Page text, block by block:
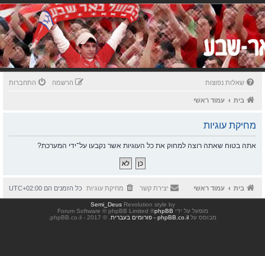
שאלות נפוצות התחברות הרשמה
בית עמוד ראשי
מחיקת עוגיות
אתה בטוח שאתה רוצה למחוק את כל העוגיות אשר נקבעו על־ידי המערכת?
בית עמוד ראשי כל הזמנים הם UTC+02:00 מחיקת עוגיות יצירת קשר
Revolution style by
Semi_Deus
מופעל על ידי phpBB
® Forum Software © phpBB Limited
מבוסס על phpBB.co.il - פורומים בעברית . © 2017 - phpBB.co.il.